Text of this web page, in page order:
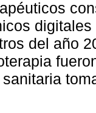
del año